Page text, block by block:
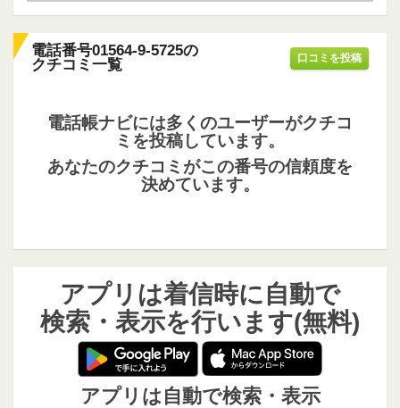
電話番号01564-9-5725の
クチコミ一覧
口コミを投稿
電話帳ナビには多くのユーザーがクチコ
ミを投稿しています。
あなたのクチコミがこの番号の信頼度を
決めています。
アプリは着信時に自動で
検索・表示を行います(無料)
アプリは自動で検索・表示